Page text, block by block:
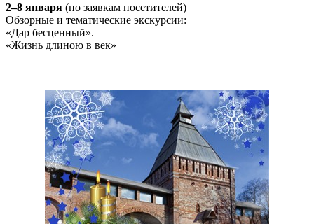
2–8 января (по заявкам посетителей)
Обзорные и тематические экскурсии:
«Дар бесценный».
«Жизнь длиною в век»